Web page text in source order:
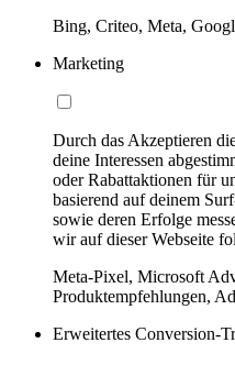
Bing, Criteo, Meta,
Marketing
Durch das Akzeptieren
deine Interessen
oder Rabattaktionen für
basierend auf deinem
sowie deren Erfolge
wir auf dieser Webseite
Meta-Pixel, Microsoft
Produktempfehlungen,
Erweitertes Conversion-